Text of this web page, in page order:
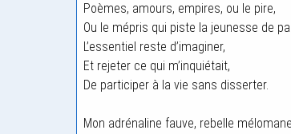
Poèmes, amours, empires, ou le pire,
Ou le mépris qui piste la jeunesse de
L’essentiel reste d’imaginer,
Et rejeter ce qui m’inquiétait,
De participer à la vie sans disserter.
Mon adrénaline fauve, rebelle